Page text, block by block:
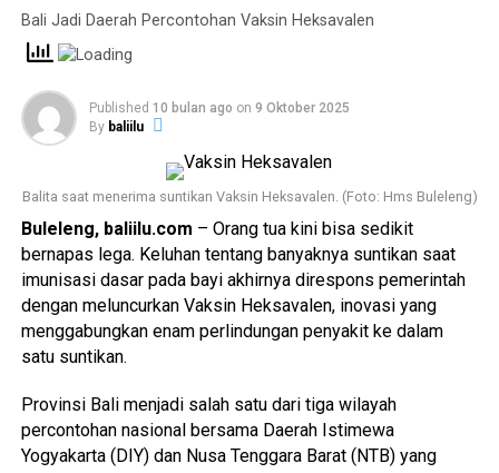
Bali Jadi Daerah Percontohan Vaksin Heksavalen
Published 10 bulan ago on 9 Oktober 2025
By baliilu
Balita saat menerima suntikan Vaksin Heksavalen. (Foto: Hms Buleleng)
Buleleng, baliilu.com – Orang tua kini bisa sedikit
bernapas lega. Keluhan tentang banyaknya suntikan saat
imunisasi dasar pada bayi akhirnya direspons pemerintah
dengan meluncurkan Vaksin Heksavalen, inovasi yang
menggabungkan enam perlindungan penyakit ke dalam
satu suntikan.
Provinsi Bali menjadi salah satu dari tiga wilayah
percontohan nasional bersama Daerah Istimewa
Yogyakarta (DIY) dan Nusa Tenggara Barat (NTB) yang